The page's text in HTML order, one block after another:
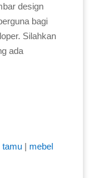
design
bagi
Silahkan
ada
tamu| mebel